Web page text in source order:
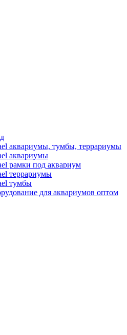
аквариумы, тумбы, террариумы
аквариумы
рамки под аквариум
террариумы
тумбы
для аквариумов оптом